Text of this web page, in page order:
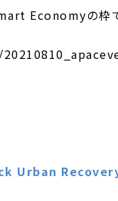
Economyの枠
Urban